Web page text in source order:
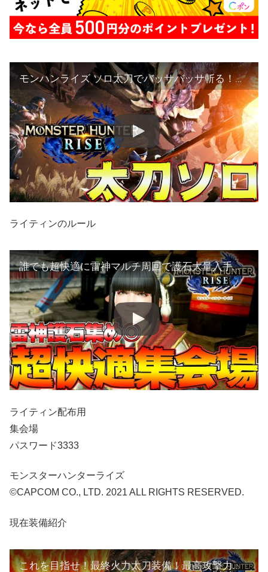
モンハンライズ ソロ太刀でバッサバッサ斬る！＃25 【MHRise:モンスターハンターライズ】
ライティンのルール
誰でも超快適に雷神マルチ周回で護石大量入手＆お手伝い専用集会場を作ったぞ！【モンハンライズ】【MHRise:モンスターハンターライズ】
ライティン配布用
集会場
パスワード3333
モンスターハンターライズ
©CAPCOM CO., LTD. 2021 ALL RIGHTS RESERVED.
現在装備紹介
これを目指せ！最終火力太刀装備！最高攻撃力＆超会心100％のぶっ壊れスキル盛り！【モンハンライズ】【MHRise:モンスターハンターライズ】痛風テーブル